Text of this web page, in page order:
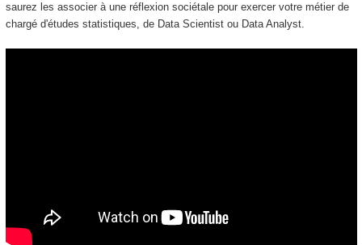
saurez les associer à une réflexion sociétale pour exercer votre métier de
chargé d'études statistiques, de Data Scientist ou Data Analyst.